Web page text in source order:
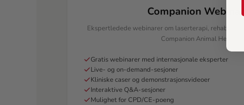
Companion
Ekspertledede webinarer om laserterapi,
Companion Animal Health.
Gratis webinarer med internasjonale eksperter
Live- og on-demand-sesjoner
Kliniske caser og demonstrasjonsvideoer
Interaktive Q&A-sesjoner
Mulighet for CPD/CE-poeng